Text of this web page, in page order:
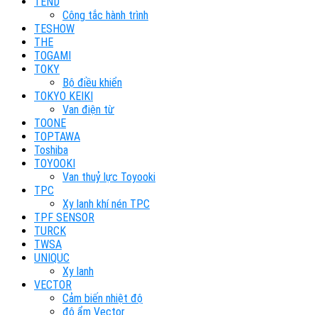
Công tắc hành trình
TESHOW
THE
TOGAMI
TOKY
Bộ điều khiển
TOKYO KEIKI
Van điện từ
TOONE
TOPTAWA
Toshiba
TOYOOKI
Van thuỷ lực Toyooki
TPC
Xy lanh khí nén TPC
TPF SENSOR
TURCK
TWSA
UNIQUC
Xy lanh
VECTOR
Cảm biến nhiệt độ
độ ẩm Vector